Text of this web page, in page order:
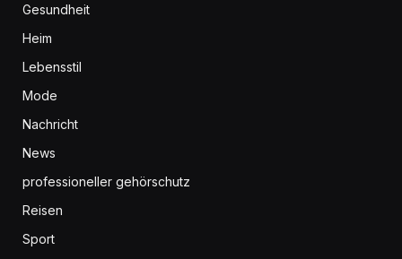
Gesundheit
Heim
Lebensstil
Mode
Nachricht
News
professioneller gehörschutz
Reisen
Sport